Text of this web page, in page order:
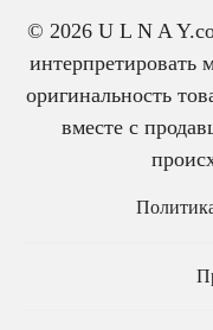
© 2026 U L N A
интерпретировать
оригинальность
вместе с